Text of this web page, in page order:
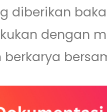
diberikan
dengan
berkarya